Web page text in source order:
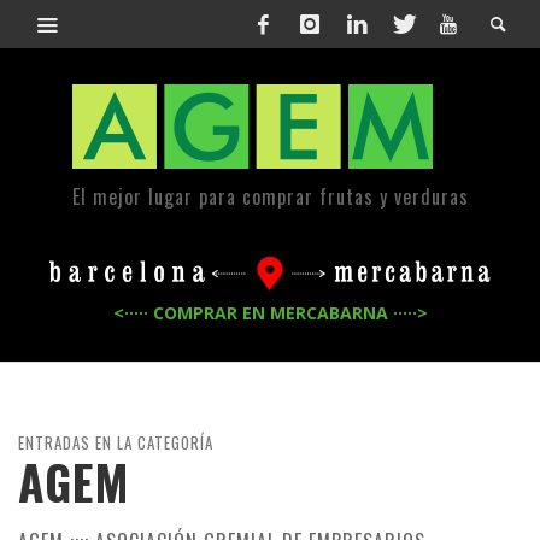
El mejor lugar para comprar frutas y verduras
<····· COMPRAR EN MERCABARNA ·····>
ENTRADAS EN LA CATEGORÍA
AGEM